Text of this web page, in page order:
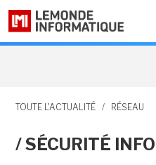
TOUTE L'ACTUALITÉ / RÉSEAU
/ SÉCURITÉ